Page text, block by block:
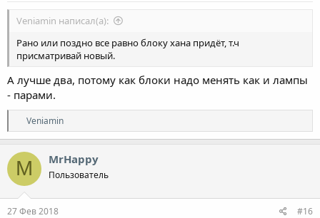
Veniamin написал(а):
Рано или поздно все равно блоку хана придёт, т.ч
присматривай новый.
А лучше два, потому как блоки надо менять как и лампы
- парами.
Р
е
а
к
ц
и
и
:
Veniamin
M MrHappy
Пользователь
27 Фев 2018 #16